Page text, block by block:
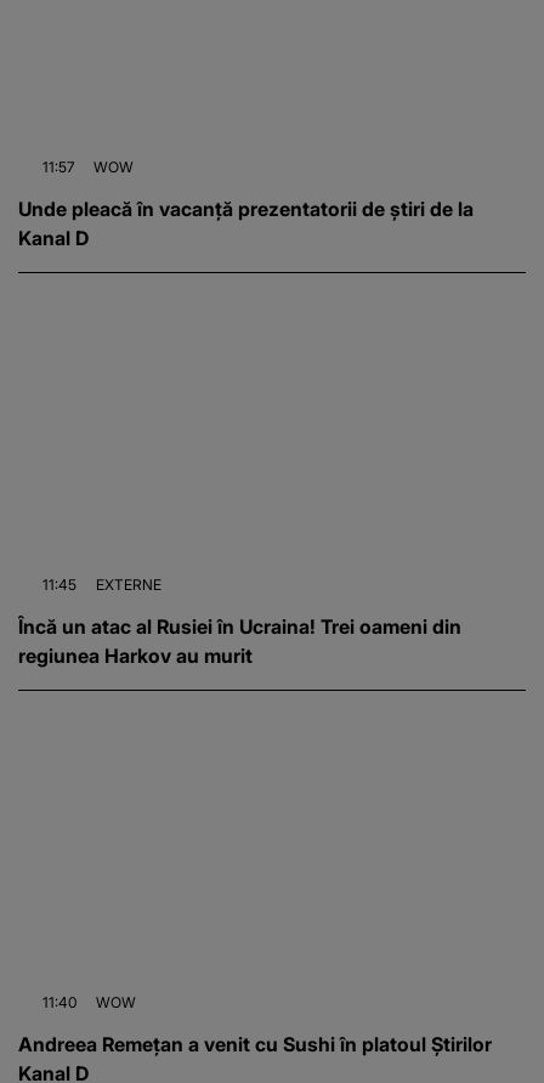
11:57 WOW
Unde pleacă în vacanță prezentatorii de știri de la
Kanal D
11:45 EXTERNE
Încă un atac al Rusiei în Ucraina! Trei oameni din
regiunea Harkov au murit
11:40 WOW
Andreea Remețan a venit cu Sushi în platoul Știrilor
Kanal D